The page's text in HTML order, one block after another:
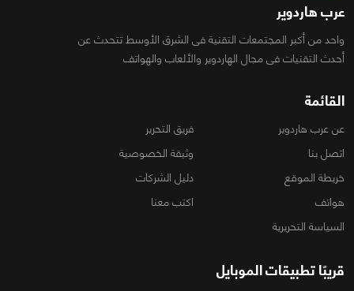
عرب هاردوير
واحد من أكبر المجتمعات التقنية فى الشرق الأوسط تتحدث عن
أحدث التقنيات فى مجال الهاردوير والألعاب والهواتف
القائمة
عن عرب هاردوير
فريق التحرير
اتصل بنا
وثيقة الخصوصية
خريطة الموقع
دليل الشركات
هواتف
اكتب معنا
السياسة التحريرية
قريبًا تطبيقات الموبايل